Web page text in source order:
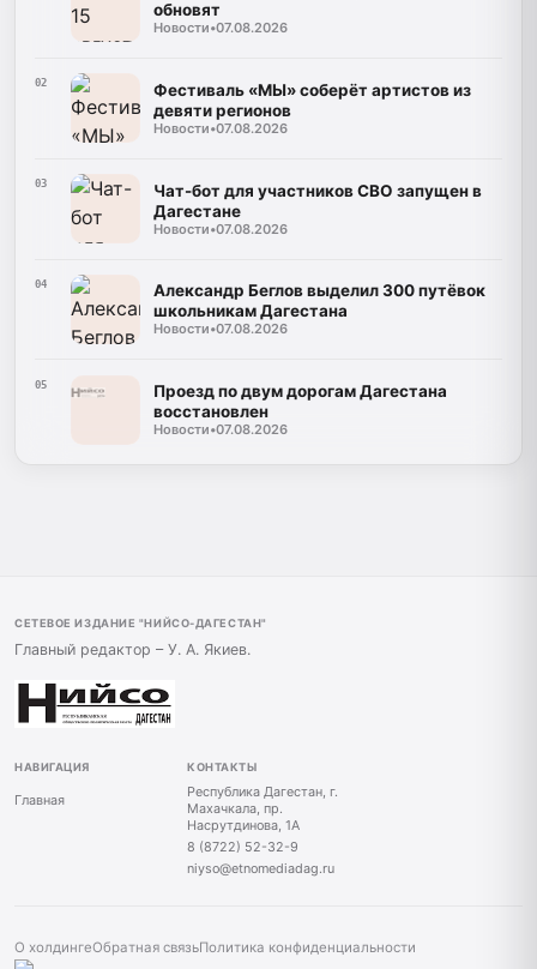
обновят
Новости•07.08.2026
02
Фестиваль «МЫ» соберёт артистов из
девяти регионов
Новости•07.08.2026
03
Чат-бот для участников СВО запущен в
Дагестане
Новости•07.08.2026
04
Александр Беглов выделил 300 путёвок
школьникам Дагестана
Новости•07.08.2026
05
Проезд по двум дорогам Дагестана
восстановлен
Новости•07.08.2026
СЕТЕВОЕ ИЗДАНИЕ "НИЙСО-ДАГЕСТАН"
Главный редактор – У. А. Якиев.
НАВИГАЦИЯ
Главная
КОНТАКТЫ
Республика Дагестан, г.
Махачкала, пр.
Насрутдинова, 1А
8 (8722) 52-32-9
niyso@etnomediadag.ru
О холдингеОбратная связьПолитика конфиденциальности